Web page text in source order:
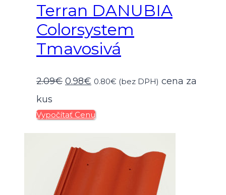
Terran DANUBIA
Colorsystem
Tmavosivá
2.09€ Pôvodná
bola:
2.09€.
0.98€ Aktuálna
je:
0.98€.
0.80€ (bez DPH) cena za
kus
Vypočítať Cenu